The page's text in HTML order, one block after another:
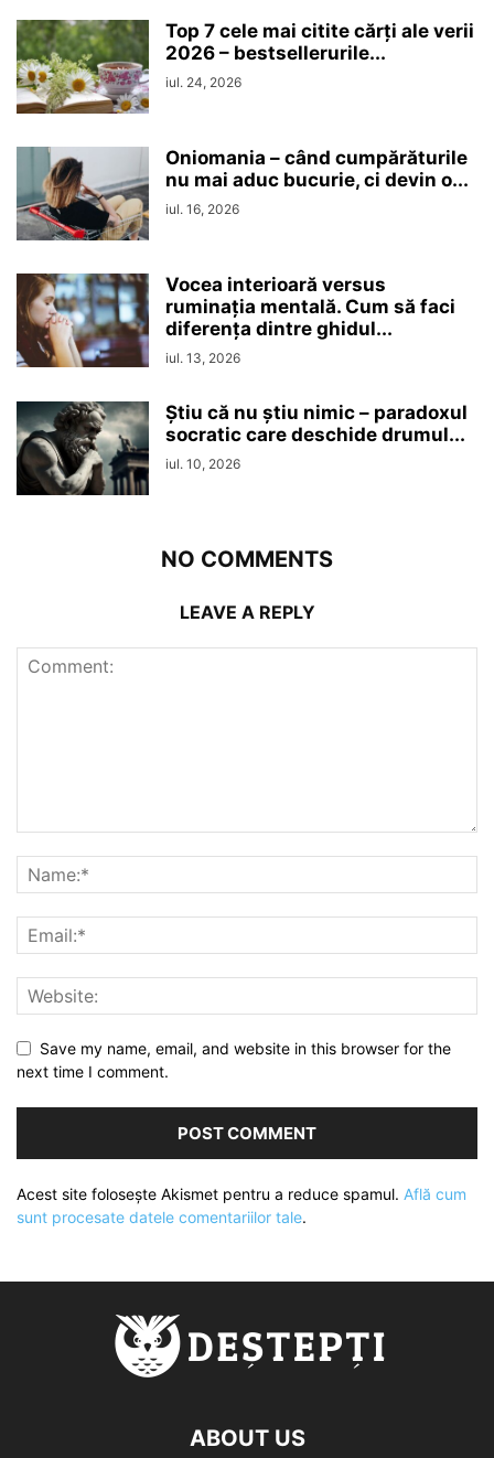
Top 7 cele mai citite cărți ale verii
2026 – bestsellerurile...
iul. 24, 2026
Oniomania – când cumpărăturile
nu mai aduc bucurie, ci devin o...
iul. 16, 2026
Vocea interioară versus
ruminaţia mentală. Cum să faci
diferența dintre ghidul...
iul. 13, 2026
Ştiu că nu ştiu nimic – paradoxul
socratic care deschide drumul...
iul. 10, 2026
NO COMMENTS
LEAVE A REPLY
Save my name, email, and website in this browser for the
next time I comment.
Acest site folosește Akismet pentru a reduce spamul. Află cum
sunt procesate datele comentariilor tale.
ABOUT US